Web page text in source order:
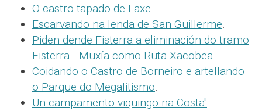
O castro tapado de Laxe.
Escarvando na lenda de San Guillerme.
Piden dende Fisterra a eliminación do tramo
Fisterra - Muxía como Ruta Xacobea.
Coidando o Castro de Borneiro e artellando
o Parque do Megalitismo.
Un campamento viquingo na Costa".